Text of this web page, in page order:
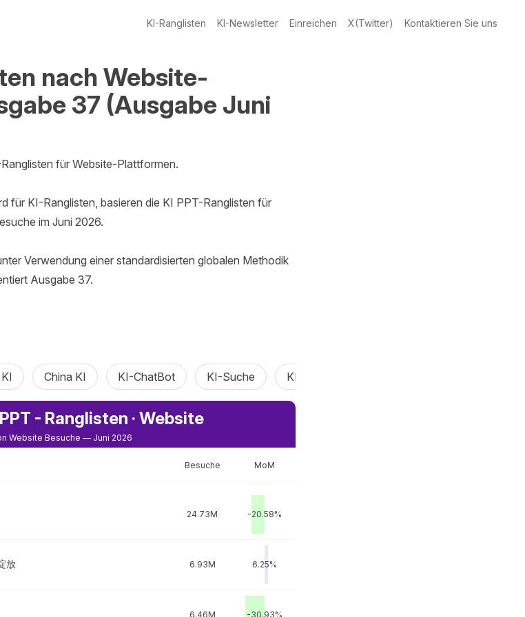
KI-Ranglisten KI-Newsletter Einreichen X(Twitter) Kontaktieren Sie uns
nach Website-
37 (Ausgabe Juni
für Website-Plattformen.
für KI-Ranglisten, basieren die KI PPT-Ranglisten für
im Juni 2026.
Verwendung einer standardisierten globalen Methodik
Ausgabe 37.
China KI KI-ChatBot KI-Suche KI Vibe Coding
PPT - Ranglisten · Website
Website Besuche — Juni 2026
Besuche MoM
24.73M -20.58%
放 6.93M 6.25%
6.46M -30.93%